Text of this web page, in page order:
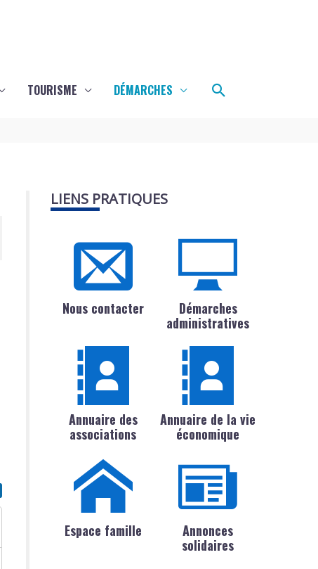
TOURISME DÉMARCHES Rechercher
LIENS PRATIQUES
Nous contacter
Démarches
administratives
Annuaire des
associations
Annuaire de la vie
économique
Espace famille
Annonces
solidaires